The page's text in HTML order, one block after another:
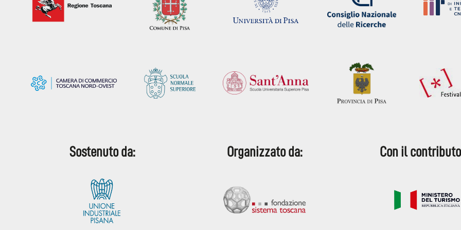
Sostenuto da: Organizzato da: Con il